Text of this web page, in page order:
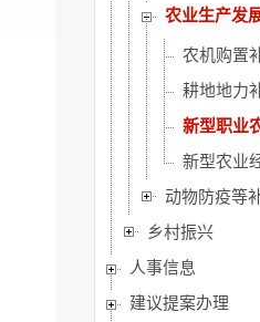
农业生产发
农机购置
耕地地力
新型职业
新型农业
动物防疫等
乡村振兴
人事信息
建议提案办理